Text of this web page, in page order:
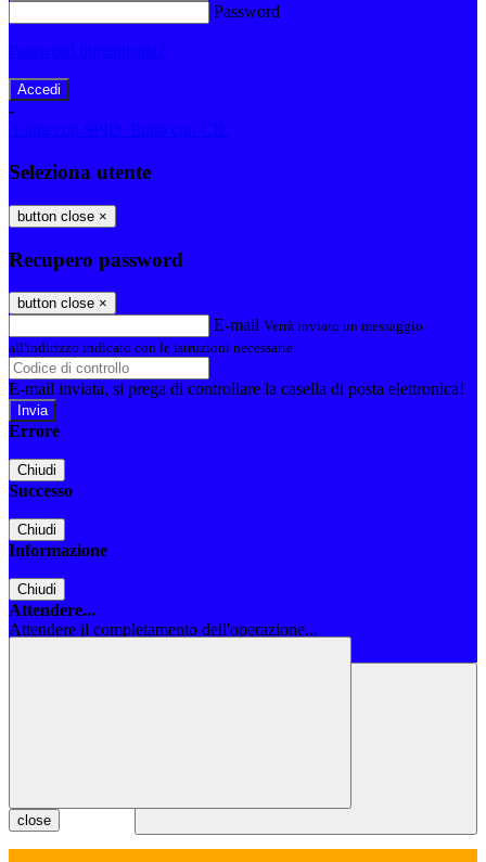
Password
Password dimenticata?
-
Entra con SPID
Entra con CIE
Seleziona utente
button close ×
Recupero password
button close ×
E-mail Verrà inviato un messaggio
all'indirizzo indicato con le istruzioni necessarie.
E-mail inviata, si prega di controllare la casella di posta elettronica!
Errore
Chiudi
Successo
Chiudi
Informazione
Chiudi
Attendere...
Attendere il completamento dell'operazione...
close